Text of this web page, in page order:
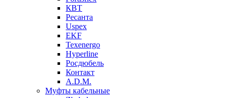
КВТ
Ресанта
Uspex
EKF
Texenergo
Hyperline
Росдюбель
Контакт
A.D.M.
Муфты кабельные